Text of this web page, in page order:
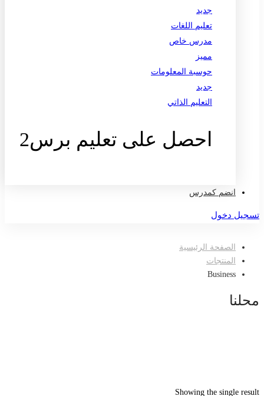
جديد
تعليم اللغات
مدرس خاص
مميز
حوسبة المعلومات
جديد
التعليم الذاتي
احصل على تعليم برس2
انضم كمدرس
تسجيل دخول
الصفحة الرئيسية
المنتجات
Business
محلنا
Showing the single result